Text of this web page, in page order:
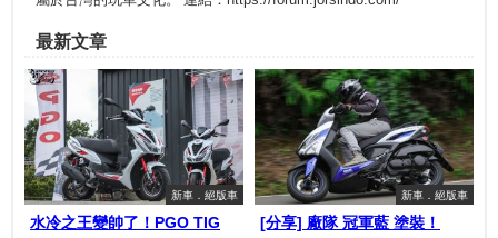
最新文章
新車．絕版車
水冷之王變帥了！PGO TIG
新車．絕版車
[分享] 廠隊 冠軍藍 塗裝！